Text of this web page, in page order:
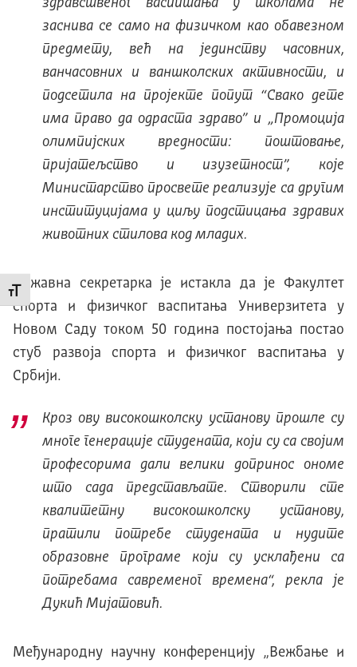
Промени величину слова
здравственог васпитања у школама не
заснива се само на физичком као обавезном
предмету, већ на јединству часовних,
ванчасовних и ваншколских активности, и
подсетила на пројекте попут “Свако дете
има право да одраста здраво” и „Промоција
олимпијских вредности: поштовање,
пријатељство и изузетност”, које
Министарство просвете реализује са другим
институцијама у циљу подстицања здравих
животних стилова код младих.
Државна секретарка је истакла да је Факултет
спорта и физичког васпитања Универзитета у
Новом Саду током 50 година постојања постао
стуб развоја спорта и физичког васпитања у
Србији.
Кроз ову високошколску установу прошле су
многе генерације студената, који су са својим
професорима дали велики допринос ономе
што сада представљате. Створили сте
квалитетну високошколску установу,
пратили потребе студената и нудите
образовне програме који су усклађени са
потребама савременог времена“, рекла је
Дукић Мијатовић.
Међународну научну конференцију „Вежбање и